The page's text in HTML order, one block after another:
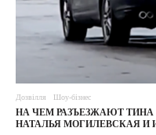
Дозвілля Шоу-бізнес
НА ЧЕМ РАЗЪЕЗЖАЮТ ТИНА
НАТАЛЬЯ МОГИЛЕВСКАЯ И